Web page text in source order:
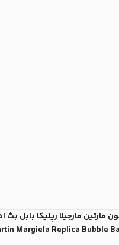
مارتین مارجیلا رپلیکا بابل بث
Margiela Replica Bubble